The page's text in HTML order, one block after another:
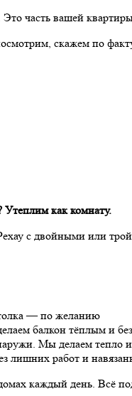
часть вашей
скажем по
Утеплим как комнату.
с двойными или
— по желанию
балкон тёплым и
Мы делаем тепло
лишних работ и
каждый день. Всё